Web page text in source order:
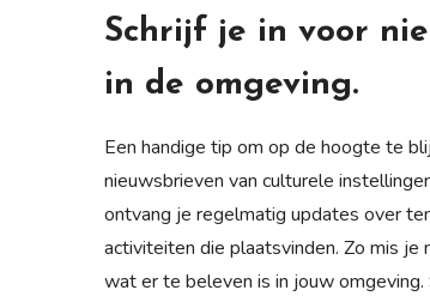
Schrijf je in voor
in de omgeving.
Een handige tip om op de hoogte te
nieuwsbrieven van culturele
ontvang je regelmatig updates over
activiteiten die plaatsvinden. Zo mis
wat er te beleven is in jouw